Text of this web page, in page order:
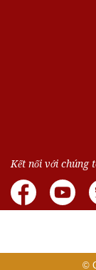
Kết nối với chúng
©